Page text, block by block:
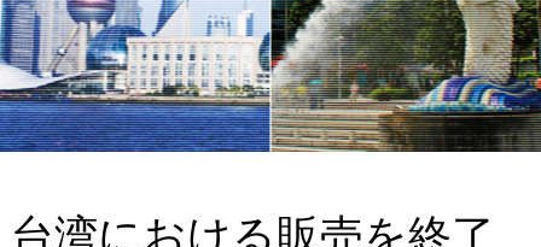
台湾における販売を終了